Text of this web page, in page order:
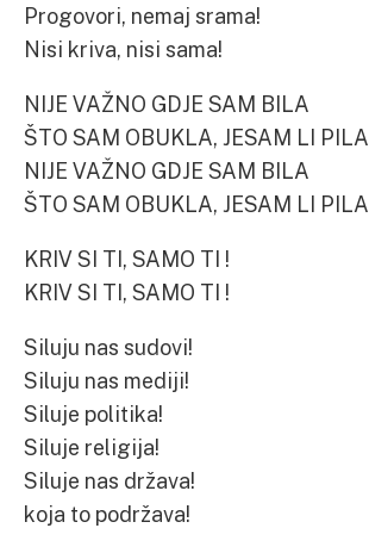
Progovori, nemaj srama!
Nisi kriva, nisi sama!
NIJE VAŽNO GDJE SAM BILA
ŠTO SAM OBUKLA, JESAM LI PILA
NIJE VAŽNO GDJE SAM BILA
ŠTO SAM OBUKLA, JESAM LI PILA
KRIV SI TI, SAMO TI !
KRIV SI TI, SAMO TI !
Siluju nas sudovi!
Siluju nas mediji!
Siluje politika!
Siluje religija!
Siluje nas država!
koja to podržava!